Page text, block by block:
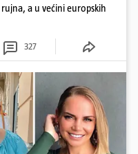
a u većini europskih
327